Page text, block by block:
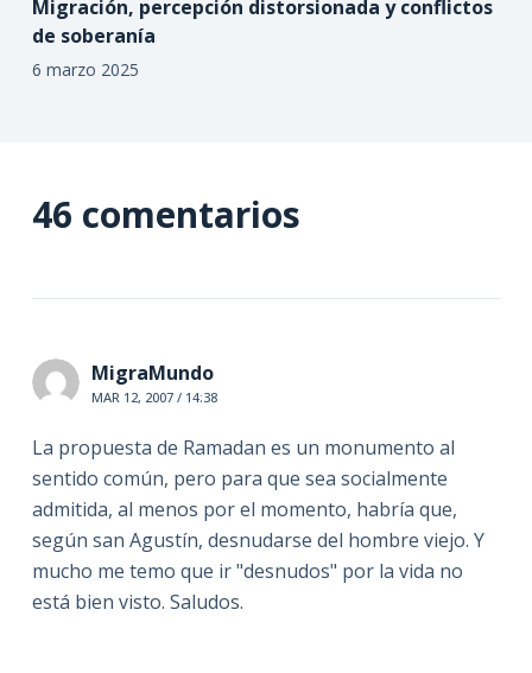
Migración, percepción distorsionada y conflictos
de soberanía
6 marzo 2025
46 comentarios
MigraMundo
MAR 12, 2007 / 14:38
La propuesta de Ramadan es un monumento al
sentido común, pero para que sea socialmente
admitida, al menos por el momento, habría que,
según san Agustín, desnudarse del hombre viejo. Y
mucho me temo que ir "desnudos" por la vida no
está bien visto. Saludos.